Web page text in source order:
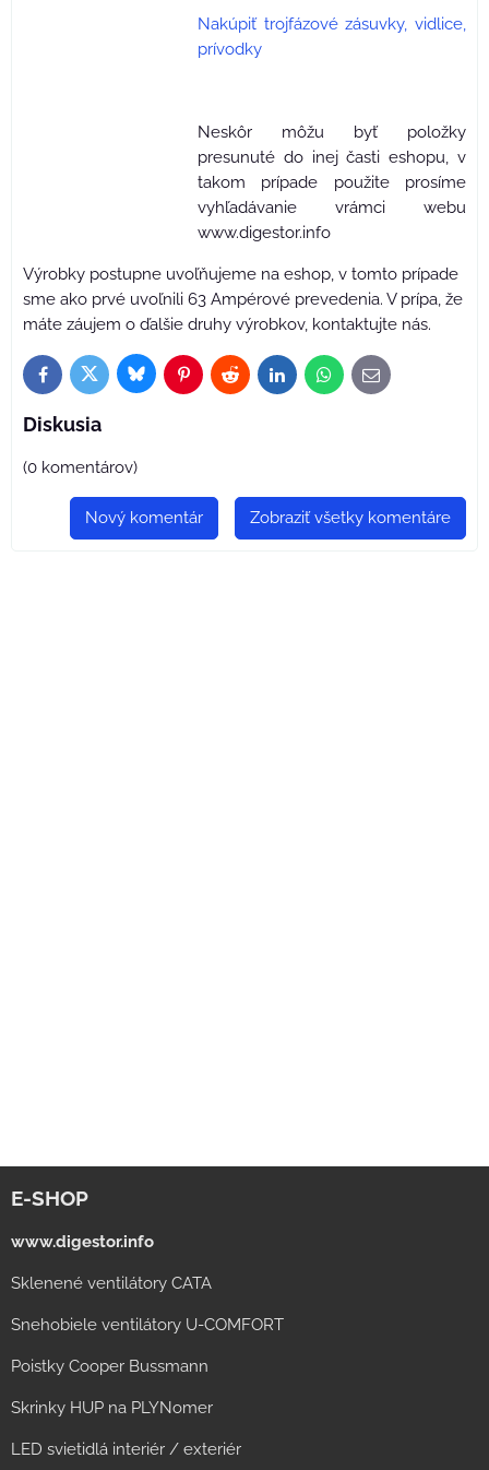
Nakúpiť trojfázové zásuvky, vidlice,
prívodky
Neskôr môžu byť položky
presunuté do inej časti eshopu, v
takom prípade použite prosíme
vyhľadávanie vrámci webu
www.digestor.info
Výrobky postupne uvoľňujeme na eshop, v tomto prípade
sme ako prvé uvoľnili 63 Ampérové prevedenia. V prípa, že
máte záujem o ďalšie druhy výrobkov, kontaktujte nás.
FacebookTwitterBlueskyPinterestReddit LinkedInWhatsApp
E-
mail
Diskusia
(0 komentárov)
Zobraziť všetky komentáre
Nový komentár
E-SHOP
www.digestor.info
Sklenené ventilátory CATA
Snehobiele ventilátory U-COMFORT
Poistky Cooper Bussmann
Skrinky HUP na PLYNomer
LED svietidlá interiér / exteriér